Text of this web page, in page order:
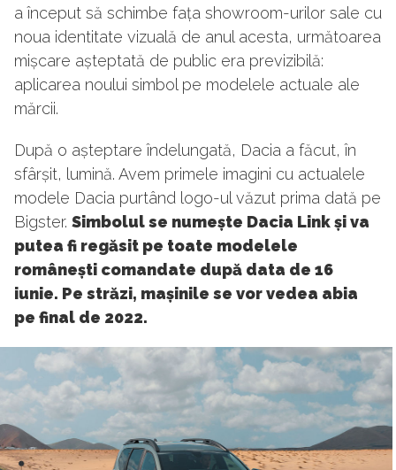
a început să schimbe fața showroom-urilor sale cu
noua identitate vizuală de anul acesta, următoarea
mișcare așteptată de public era previzibilă:
aplicarea noului simbol pe modelele actuale ale
mărcii.
După o așteptare îndelungată, Dacia a făcut, în
sfârșit, lumină. Avem primele imagini cu actualele
modele Dacia purtând logo-ul văzut prima dată pe
Bigster. Simbolul se numește Dacia Link și va
putea fi regăsit pe toate modelele
românești comandate după data de 16
iunie. Pe străzi, mașinile se vor vedea abia
pe final de 2022.